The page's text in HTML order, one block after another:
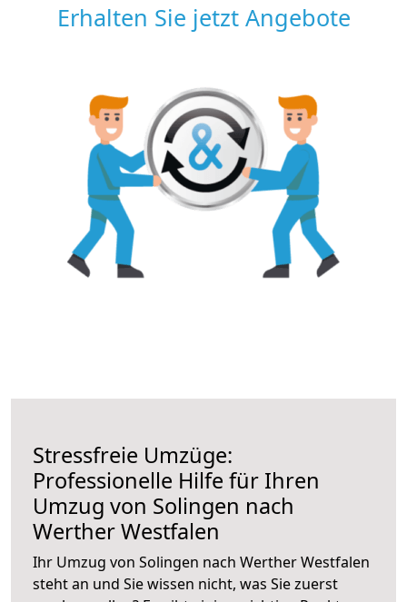
Erhalten Sie jetzt Angebote
Stressfreie Umzüge:
Professionelle Hilfe für Ihren
Umzug von Solingen nach
Werther Westfalen
Ihr Umzug von Solingen nach Werther Westfalen
steht an und Sie wissen nicht, was Sie zuerst